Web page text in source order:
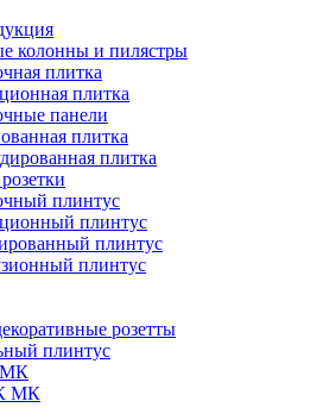
колонны и пилястры
плитка
плитка
панели
плитка
плитка
плинтус
плинтус
плинтус
плинтус
розетты
плинтус
МК
МК